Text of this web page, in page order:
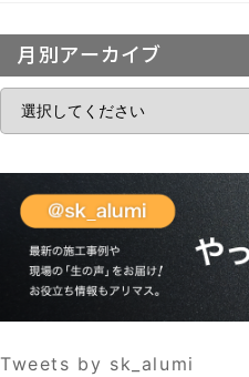
月別アーカイブ
Tweets by sk_alumi